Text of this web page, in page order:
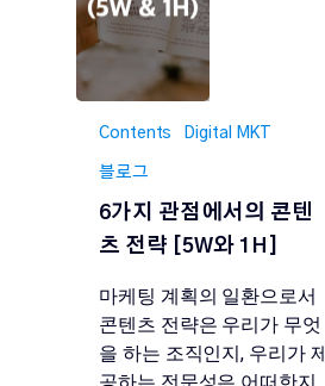
Contents Digital MKT
블로그
6가지 관점에서의 콘텐
츠 전략 [5W와 1H]
마케팅 계획의 일환으로서
콘텐츠 전략은 우리가 무엇
을 하는 조직인지, 우리가 제